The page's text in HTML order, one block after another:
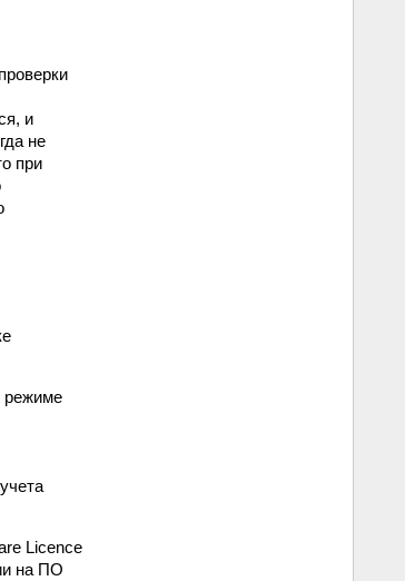
и
не
при
режиме
Licence
на ПО